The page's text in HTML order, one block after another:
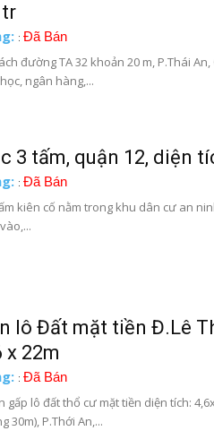
tr
: Đã Bán
đường TA 32 khoản 20 m, P.Thái
ngân hàng,...
3 tấm, quận 12, diện
: Đã Bán
kiên cố nằm trong khu dân cư an
lô Đất mặt tiền Đ.Lê
x 22m
: Đã Bán
gấp lô đất thổ cư mặt tiền diện tích:
30m), P.Thới An,...